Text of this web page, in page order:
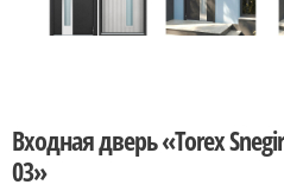
Входная дверь «Torex
03»